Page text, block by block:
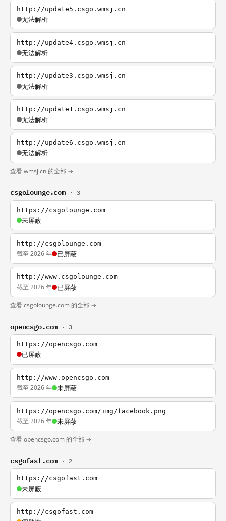
http://update5.csgo.wmsj.cn
无法解析
http://update4.csgo.wmsj.cn
无法解析
http://update3.csgo.wmsj.cn
无法解析
http://update1.csgo.wmsj.cn
无法解析
http://update6.csgo.wmsj.cn
无法解析
查看 wmsj.cn 的全部 →
csgolounge.com · 3
https://csgolounge.com
未屏蔽
http://csgolounge.com
截至 2026 年 已屏蔽
http://www.csgolounge.com
截至 2026 年 已屏蔽
查看 csgolounge.com 的全部 →
opencsgo.com · 3
https://opencsgo.com
已屏蔽
http://www.opencsgo.com
截至 2026 年 未屏蔽
https://opencsgo.com/img/facebook.png
截至 2026 年 未屏蔽
查看 opencsgo.com 的全部 →
csgofast.com · 2
https://csgofast.com
未屏蔽
http://csgofast.com